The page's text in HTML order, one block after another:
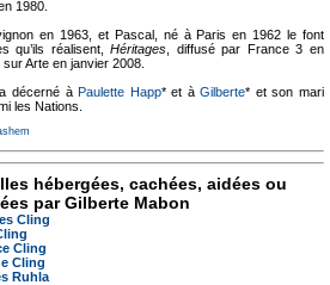
1980.
en 1963, et Pascal, né à Paris en 1962 le font
qu’ils réalisent,Héritages , diffusé par France 3 en
Arte en janvier 2008.
a décerné àPaulette Happ* et àGilberte* et son mari
les Nations.
hébergées, cachées, aidées ou
par Gilberte Mabon
Cling
Cling
Cling
Ruhla